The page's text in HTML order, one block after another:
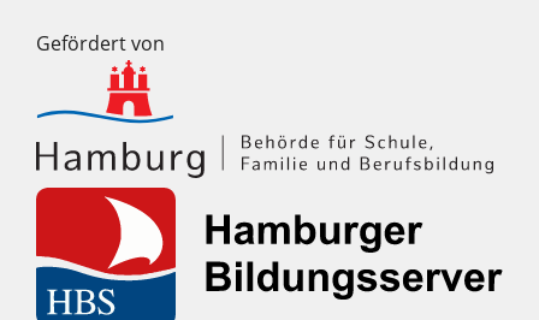
Gefördert von